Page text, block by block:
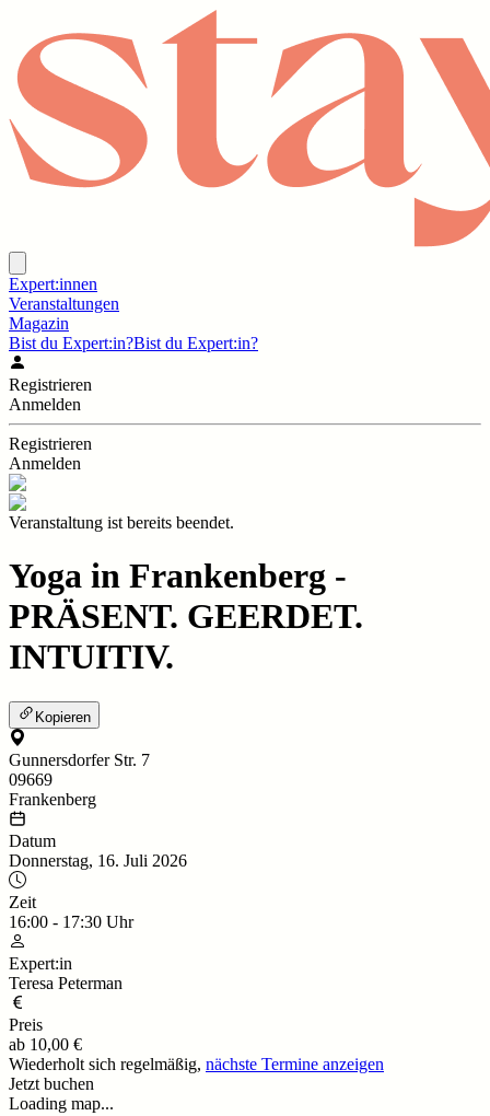
Expert:innen
Veranstaltungen
Magazin
Bist du Expert:in?Bist du Expert:in?
Registrieren
Anmelden
Registrieren
Anmelden
Veranstaltung ist bereits beendet.
Yoga in Frankenberg -
PRÄSENT. GEERDET.
INTUITIV.
Kopieren
Gunnersdorfer Str. 7
09669
Frankenberg
Datum
Donnerstag, 16. Juli 2026
Zeit
16:00 - 17:30 Uhr
Expert:in
Teresa Peterman
Preis
ab 10,00 €
Wiederholt sich regelmäßig, nächste Termine anzeigen
Jetzt buchen
Loading map...